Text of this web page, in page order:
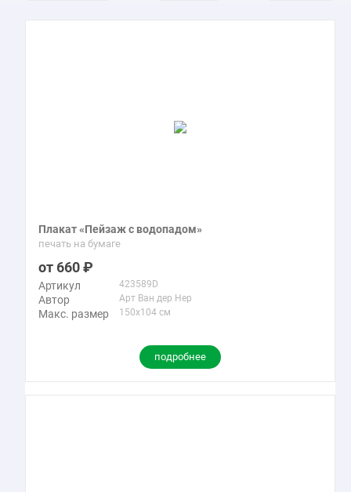
Плакат «Пейзаж с водопадом»
печать на бумаге
660
Артикул 423589D
Автор Арт Ван дер Нер
Макс. размер 150x104 см
подробнее